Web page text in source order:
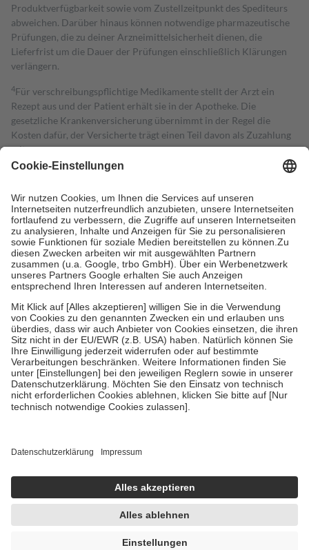
Produktverfügbarkeit sowie vom Zustellzeitpunkt des Spediteurs
abweichen. Darüber hinaus können notwendige pharmazeutische
Prüfungen, die zu deiner Arzneimittelsicherheit dienen, die
Lieferfrist um die Dauer der Prüfungen einschließlich Klärungen
verlängern.
4Für verschreibungspflichtige Medikamente stellt der Arzt ein
Rezept aus und der Patient erhält sie in der Apotheke. Die
gesetzliche Krankenversicherung übernimmt in der Regel die
Kosten dafür, der Versicherte trägt einen Teil davon als Zuzahlung
mit.
Grundsätzlich leisten Mitglieder Zuzahlungen in Höhe von zehn
höchstens zehn Euro.
Es sind jedoch nie mehr als die tatsächlichen
Kosten der Leistung zu entrichten.
Diese Regeln gelten grundsätzlich auch für Online-Apotheken.
Bei Heilmitteln und häuslicher Krankenpflege beträgt die
Zuzahlung zehn Prozent der Kosten sowie zehn Euro je
Verordnung.
Um das Engagement der Versicherten für ihre eigene Gesundheit zu
stärken und die besondere Stellung der Familie zu unterstützen,
fallenkeine Zuzahlungenan bei:
• Kindern und Jugendlichen bis zum vollendeten 18. Lebensjahr
mit Ausnahme der Fahrkosten
• Untersuchungen zur Vorsorge und Früherkennung, die von der
GKV getragen werden
• empfohlenen Schutzimpfungen
• Harn- und Blutteststreifen
getroffen, um sicherzustellen, dass es sich um echte Bewertungen
https://help.etrusted.com/hc/de/articles/4419944605341
Einige Bilder und Inhalte wurden unter Zuhilfenahme künstlicher